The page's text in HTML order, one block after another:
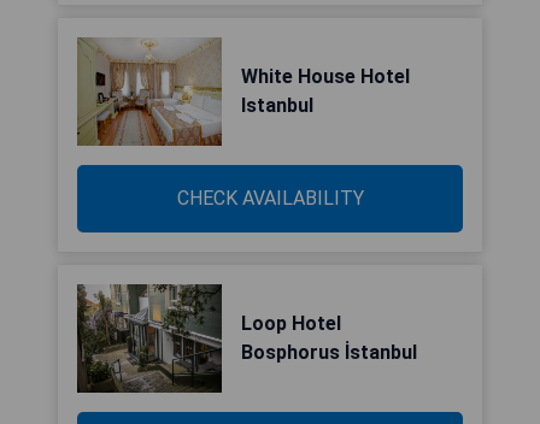
White House Hotel
Istanbul
CHECK AVAILABILITY
Loop Hotel
Bosphorus İstanbul